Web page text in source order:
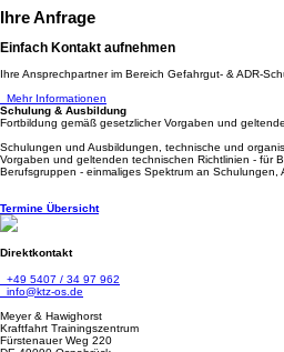
Ihre Anfrage
Einfach Kontakt aufnehmen
Ihre Ansprechpartner im Bereich Gefahrgut- & ADR-
Mehr Informationen
Schulung & Ausbildung
Fortbildung gemäß gesetzlicher Vorgaben und
Schulungen und Ausbildungen, technische und
Vorgaben und geltenden technischen Richtlinien - für
Berufsgruppen - einmaliges Spektrum an Schulungen,
Termine Übersicht
Direktkontakt
+49 5407 / 34 97 962
info@ktz-os.de
Meyer & Hawighorst
Kraftfahrt Trainingszentrum
Fürstenauer Weg 220